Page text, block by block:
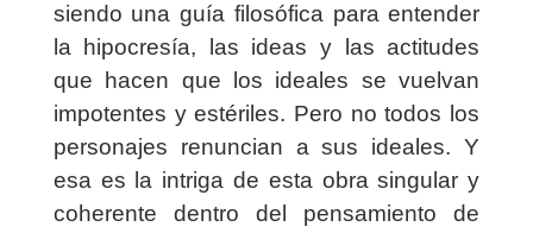
siendo una guía filosófica para entender
la hipocresía, las ideas y las actitudes
que hacen que los ideales se vuelvan
impotentes y estériles. Pero no todos los
personajes renuncian a sus ideales. Y
esa es la intriga de esta obra singular y
coherente dentro del pensamiento de